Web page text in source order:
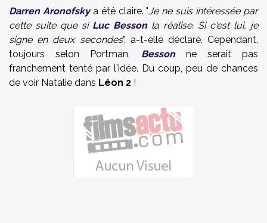
Darren Aronofskya été claire. "Je ne suis intéressée par
cette suite que si Luc Bessonla réalise. Si c'est lui, je
signe en deux secondes", a-t-elle déclaré. Cependant,
toujours selon Portman, Bessonne serait pas
franchement tenté par l'idée. Du coup, peu de chances
de voir Natalie dans Léon 2 !